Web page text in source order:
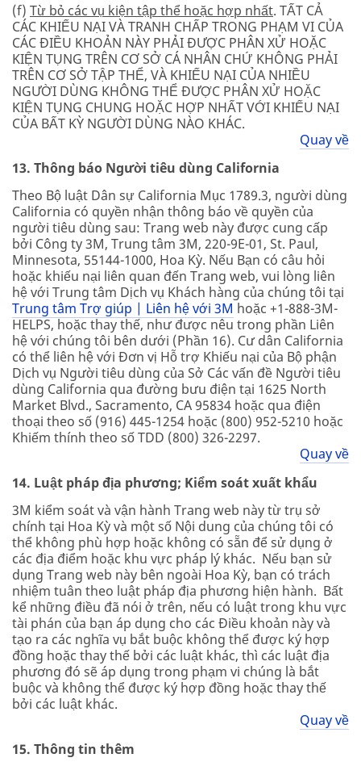
(f) Từ bỏ các vụ kiện tập thể hoặc hợp nhất. TẤT CẢ
CÁC KHIẾU NẠI VÀ TRANH CHẤP TRONG PHẠM VI CỦA
CÁC ĐIỀU KHOẢN NÀY PHẢI ĐƯỢC PHÂN XỬ HOẶC
KIỆN TỤNG TRÊN CƠ SỞ CÁ NHÂN CHỨ KHÔNG PHẢI
TRÊN CƠ SỞ TẬP THỂ, VÀ KHIẾU NẠI CỦA NHIỀU
NGƯỜI DÙNG KHÔNG THỂ ĐƯỢC PHÂN XỬ HOẶC
KIỆN TỤNG CHUNG HOẶC HỢP NHẤT VỚI KHIẾU NẠI
CỦA BẤT KỲ NGƯỜI DÙNG NÀO KHÁC.
Quay về
13. Thông báo Người tiêu dùng California
Theo Bộ luật Dân sự California Mục 1789.3, người dùng
California có quyền nhận thông báo về quyền của
người tiêu dùng sau: Trang web này được cung cấp
bởi Công ty 3M, Trung tâm 3M, 220-9E-01, St. Paul,
Minnesota, 55144-1000, Hoa Kỳ. Nếu Bạn có câu hỏi
hoặc khiếu nại liên quan đến Trang web, vui lòng liên
hệ với Trung tâm Dịch vụ Khách hàng của chúng tôi tại
Trung tâm Trợ giúp | Liên hệ với 3M hoặc +1-888-3M-
HELPS, hoặc thay thế, như được nêu trong phần Liên
hệ với chúng tôi bên dưới (Phần 16). Cư dân California
có thể liên hệ với Đơn vị Hỗ trợ Khiếu nại của Bộ phận
Dịch vụ Người tiêu dùng của Sở Các vấn đề Người tiêu
dùng California qua đường bưu điện tại 1625 North
Market Blvd., Sacramento, CA 95834 hoặc qua điện
thoại theo số (916) 445-1254 hoặc (800) 952-5210 hoặc
Khiếm thính theo số TDD (800) 326-2297.
Quay về
14. Luật pháp địa phương; Kiểm soát xuất khẩu
3M kiểm soát và vận hành Trang web này từ trụ sở
chính tại Hoa Kỳ và một số Nội dung của chúng tôi có
thể không phù hợp hoặc không có sẵn để sử dụng ở
các địa điểm hoặc khu vực pháp lý khác. Nếu bạn sử
dụng Trang web này bên ngoài Hoa Kỳ, bạn có trách
nhiệm tuân theo luật pháp địa phương hiện hành. Bất
kể những điều đã nói ở trên, nếu có luật trong khu vực
tài phán của bạn áp dụng cho các Điều khoản này và
tạo ra các nghĩa vụ bắt buộc không thể được ký hợp
đồng hoặc thay thế bởi các luật khác, thì các luật địa
phương đó sẽ áp dụng trong phạm vi chúng là bắt
buộc và không thể được ký hợp đồng hoặc thay thế
bởi các luật khác.
Quay về
15. Thông tin thêm